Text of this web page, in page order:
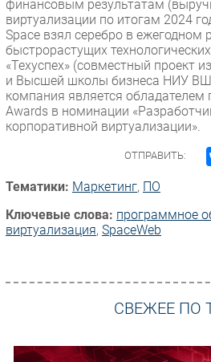
финансовым результатам
виртуализации по итогам 2024
Space взял серебро в ежегодном
быстрорастущих
«Техуспех» (совместный проект
и Высшей школы бизнеса НИУ
компания является обладателем
Awards в номинации
корпоративной виртуализации».
ОТПРАВИТЬ:
Тематики: Маркетинг, ПО
Ключевые слова: программное
виртуализация, SpaceWeb
СВЕЖЕЕ ПО